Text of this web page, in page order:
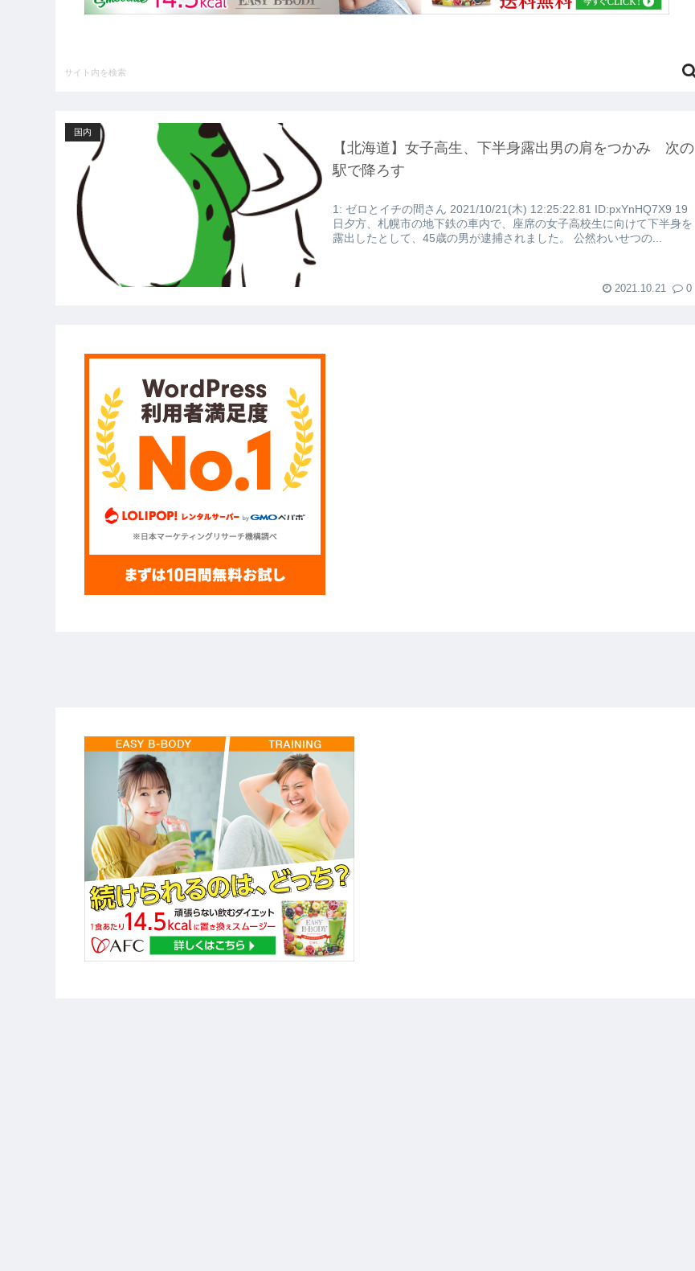
【緊急】例の激安iPhone Air、ついにセール終了のカウントダウンが開始他
けど、あなた達は"仕事を奪う側"じゃない？」他
いの？ｗｗ」「逆に超安い」
【GIF】JSのカンチョーワロタ
【衝撃】報酬100万円超の治験募集がこちらｗｗｗｗｗ(※画像あり)
【愕然】白のクラウン俺氏、高速道路左車線を制限速度で走った結果
wwwwwwwwwwww
【悲報】佐藤輝明・・・２軍でも盛大にやらかす←あまり悲しませないでくれ
国内
【北海道】女子高生、下半身露出男の肩をつかみ 次の
駅で降ろす
1: ゼロとイチの間さん 2021/10/21(木) 12:25:22.81 ID:pxYnHQ7X9 19
日夕方、札幌市の地下鉄の車内で、座席の女子高校生に向けて下半身を
露出したとして、45歳の男が逮捕されました。 公然わいせつの...
2021.10.21 0